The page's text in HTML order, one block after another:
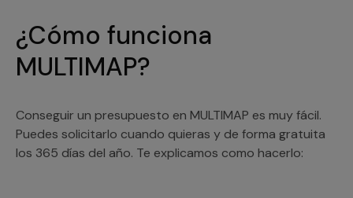
¿Cómo funciona
MULTIMAP?
Conseguir un presupuesto en MULTIMAP es muy fácil.
Puedes solicitarlo cuando quieras y de forma gratuita
los 365 días del año. Te explicamos como hacerlo: